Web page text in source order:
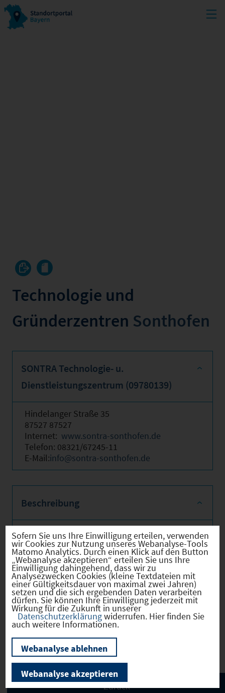
Technologie und
Gründerzentren Sonthofen
SONTRA Technologie- u.
Dienstleistungszentrum (09780139)
Hindelanger Straße 35
87527 87527
Internet: www.sontra-sonthofen.de
Telefon: 08321/67245-11
E-Mail:info@sontra-sonthofen.de
Beschreibung
Daten des SONTRA: 7.970 m² vermietbare
Fläche; 31 Unternehmen am Standort; ca.
128 Arbeitsplätze; SONTRA bietet:
Unterstützung bei Unternehmensgründung
und -ansiedlung; vorteilhafte Synergien und
Kooperationen; hohe Flächen- u.
Nutzungsflexibilität; gute
Verkehrsanbindung; umfangreiche
Dienstleistungen; Optimaler Einstieg zu
unternehmerischem Aufstieg.
Sofern Sie uns Ihre Einwilligung erteilen, verwenden
wir Cookies zur Nutzung unseres Webanalyse-Tools
Matomo Analytics. Durch einen Klick auf den Button
„Webanalyse akzeptieren“ erteilen Sie uns Ihre
Einwilligung dahingehend, dass wir zu
Analysezwecken Cookies (kleine Textdateien mit
einer Gültigkeitsdauer von maximal zwei Jahren)
setzen und die sich ergebenden Daten verarbeiten
dürfen. Sie können Ihre Einwilligung jederzeit mit
Wirkung für die Zukunft in unserer
Datenschutzerklärungwiderrufen. Hier finden Sie
auch weitere Informationen.
Webanalyse ablehnen
Webanalyse akzeptieren